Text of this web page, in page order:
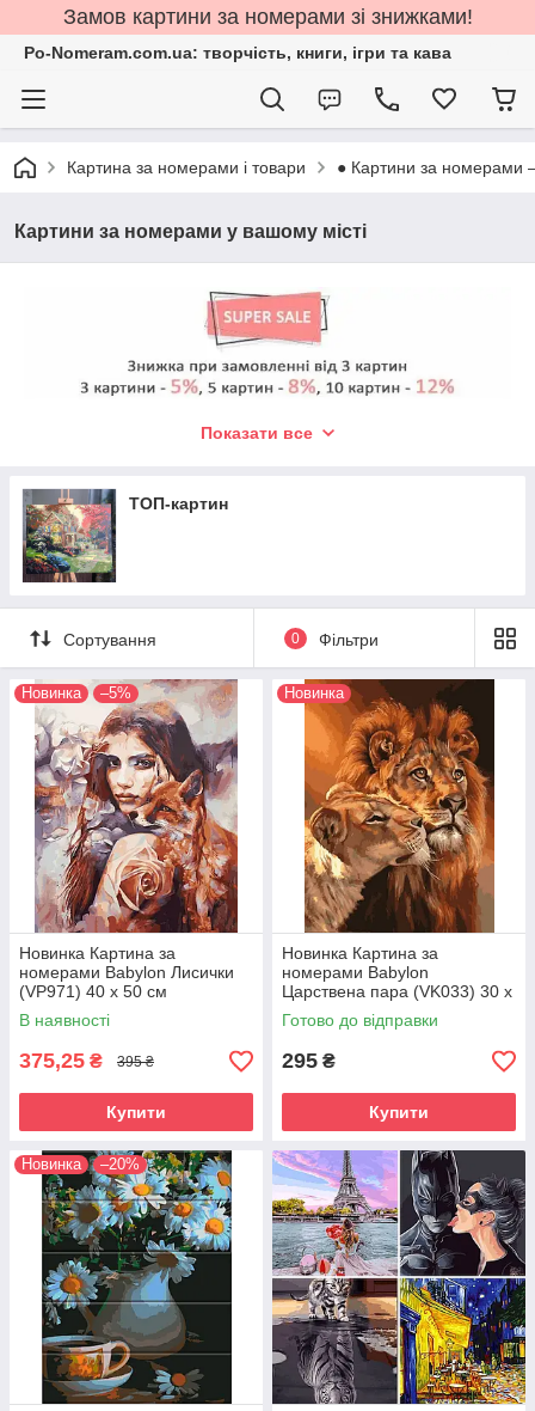
Замов картини за номерами зі знижками!
Po-Nomeram.com.ua: творчість, книги, ігри та кава
Картина за номерами і товари ● Картини за номерами
Картини за номерами у вашому місті
Показати все
ТОП-картин
Сортування 0 Фільтри
Новинка –5%
Новинка Картина за
номерами Babylon Лисички
(VP971) 40 х 50 см
В наявності
375,25 ₴ 395 ₴
Купити
Новинка
Новинка Картина за
номерами Babylon
Царствена пара (VK033) 30 х
40 см
Готово до відправки
295 ₴
Купити
Новинка –20%